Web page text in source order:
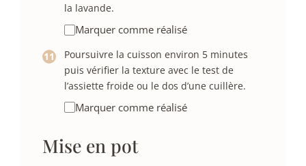
la lavande.
Marquer comme réalisé
Poursuivre la cuisson environ 5 minutes
puis vérifier la texture avec le test de
l’assiette froide ou le dos d’une cuillère.
Marquer comme réalisé
Mise en pot